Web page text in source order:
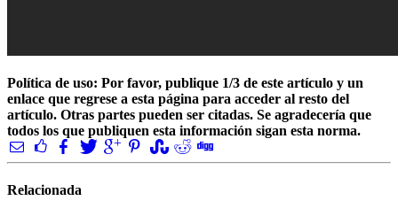
Política de uso: Por favor, publique 1/3 de este artículo y un
enlace que regrese a esta página para acceder al resto del
artículo. Otras partes pueden ser citadas. Se agradecería que
todos los que publiquen esta información sigan esta norma.
Relacionada